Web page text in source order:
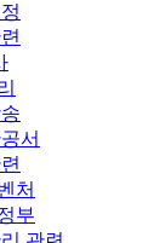
서
처
부